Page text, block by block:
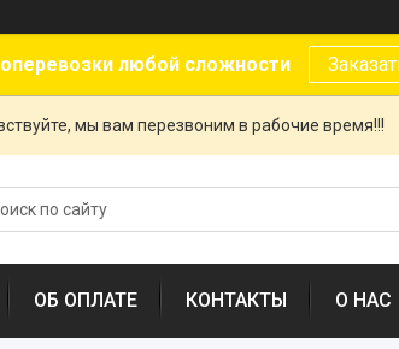
любой сложности
мы вам перезвоним в рабочие время!!!
ОБ ОПЛАТЕ КОНТАКТЫ О НАС